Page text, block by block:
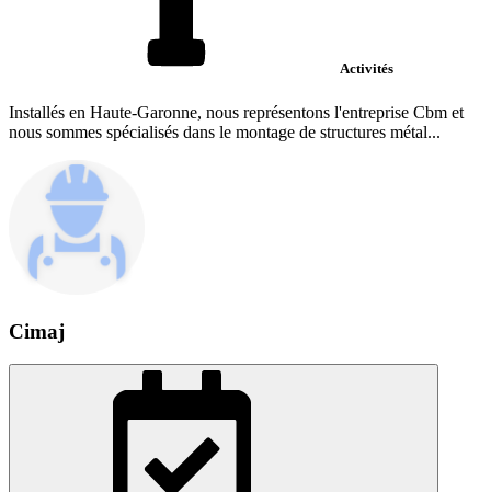
Activités
Installés en Haute-Garonne, nous représentons l'entreprise Cbm et
nous sommes spécialisés dans le montage de structures métal...
Cimaj